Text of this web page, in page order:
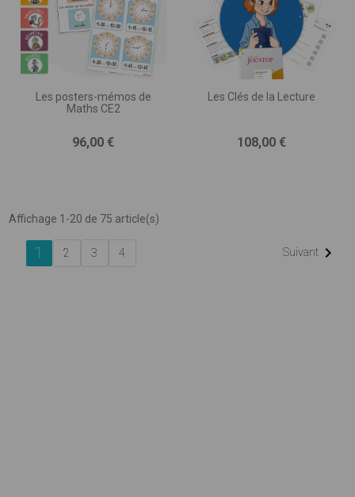
Les posters-mémos de
Maths CE2
Prix
96,00 €
Les Clés de la Lecture
Prix
108,00 €
Affichage 1-20 de 75 article(s)
1 2 3 4 Suivant